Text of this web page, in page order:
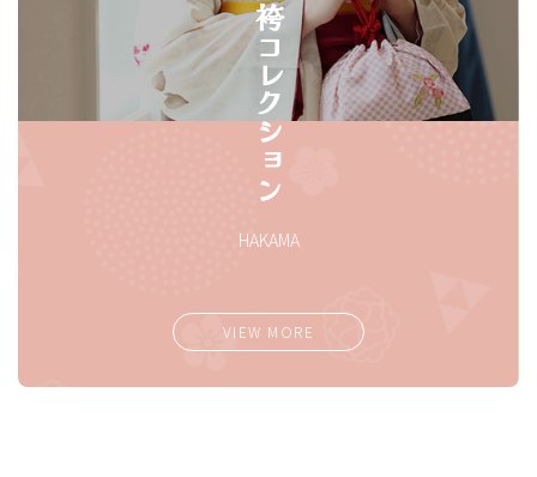
袴コレクション
HAKAMA
VIEW MORE